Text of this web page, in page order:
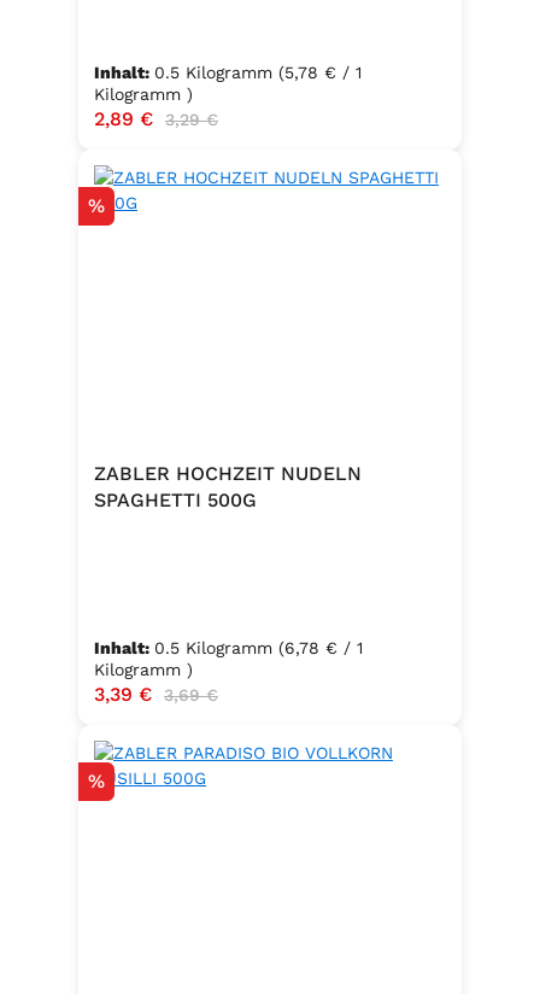
Inhalt: 0.5 Kilogramm (5,78 € / 1
Kilogramm )
Verkaufspreis:
2,89 € Regulärer Preis:
3,29 €
Rabatt
%
ZABLER HOCHZEIT NUDELN
SPAGHETTI 500G
Inhalt: 0.5 Kilogramm (6,78 € / 1
Kilogramm )
Verkaufspreis:
3,39 € Regulärer Preis:
3,69 €
Rabatt
%